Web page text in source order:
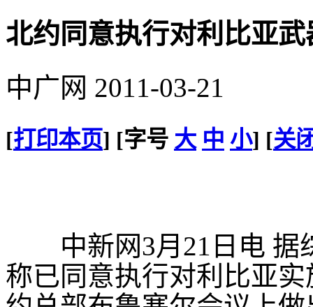
北约同意执行对利比亚
中广网 2011-03-21
[打印本页] [字号 大 中 小] [关
中新网3月21日电 据
称已同意执行对利比亚